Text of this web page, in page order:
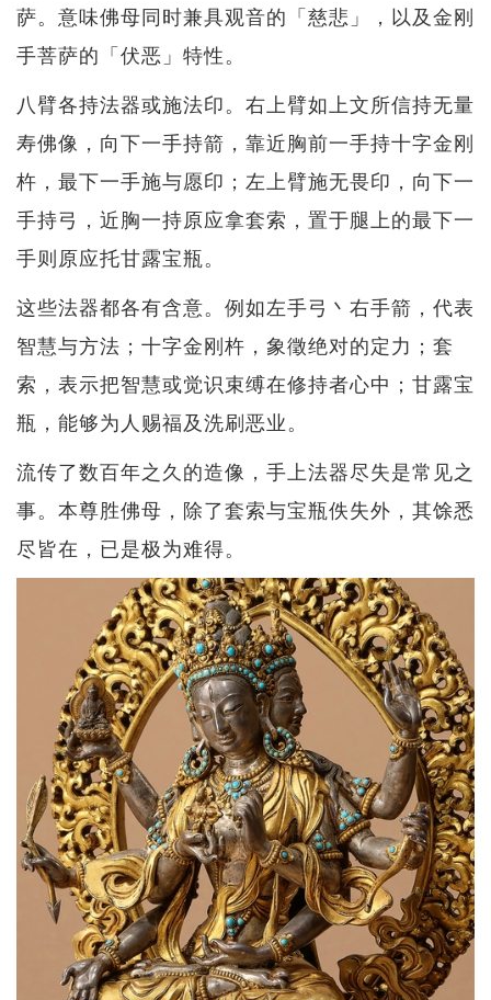
萨。意味佛母同时兼具观音的「慈悲」，以及金刚
手菩萨的「伏恶」特性。
八臂各持法器或施法印。右上臂如上文所信持无量
寿佛像，向下一手持箭，靠近胸前一手持十字金刚
杵，最下一手施与愿印；左上臂施无畏印，向下一
手持弓，近胸一持原应拿套索，置于腿上的最下一
手则原应托甘露宝瓶。
这些法器都各有含意。例如左手弓丶右手箭，代表
智慧与方法；十字金刚杵，象徵绝对的定力；套
索，表示把智慧或觉识束缚在修持者心中；甘露宝
瓶，能够为人赐福及洗刷恶业。
流传了数百年之久的造像，手上法器尽失是常见之
事。本尊胜佛母，除了套索与宝瓶佚失外，其馀悉
尽皆在，已是极为难得。